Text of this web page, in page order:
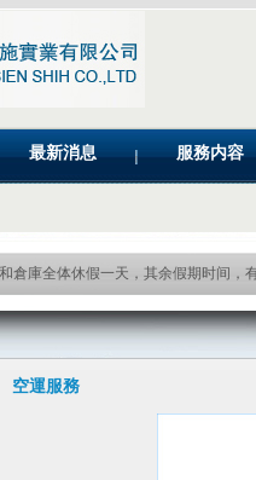
最新消息 服務内容
倉庫全体休假一天，其余假期时间，
空運服務